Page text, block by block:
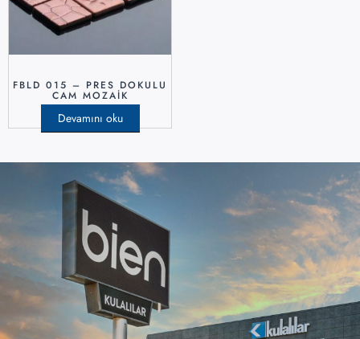
FBLD 015 – PRES DOKULU
CAM MOZAIK
Devamını oku